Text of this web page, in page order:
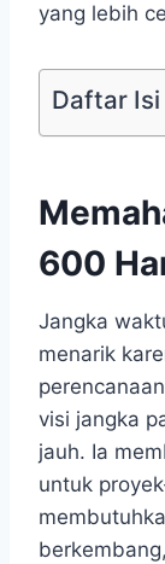
yang lebih
Daftar Isi
600
Jangka
menarik
visi jangka
jauh. Ia
untuk